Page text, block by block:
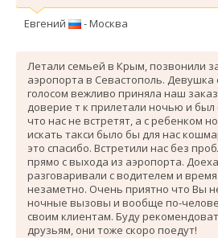
Евгений - Москва
Летали семьей в Крым, позвонили
аэропорта в Севастополь.
голосом вежливо приняла наш
доверие т к прилетали ночью и
что нас не встретят, а с ребенком
искать такси было бы для нас
это спасибо. Вcтретили нас без
прямо с выхода из аэропорта.
разговаривали с водителем и
незаметно. Очень приятно что Вы
ночные вызовы и вообще по-
своим клиентам. Буду
друзьям, они тоже скоро поедут!